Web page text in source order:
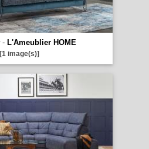
- L'Ameublier HOME
[1 image(s)]